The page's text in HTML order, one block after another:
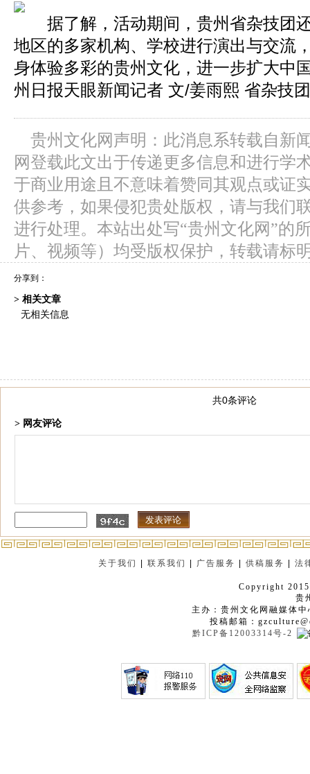
据了解，活动期间，贵州省杂技团
地区的多家机构、学校进行演出与交流
身体验多彩的贵州文化，进一步扩大中
州日报天眼新闻记者 文/姜雨熙 省杂技
贵州文化网声明：此消息系转载自新
网登载此文出于传递更多信息和进行学
于商业用途且不意味着赞同其观点或证
供参考，如果侵犯贵处版权，请与我们
进行处理。本站出处写“贵州文化网”的
片、视频等）均受版权保护，转载请标
分享到：
> 相关文章
无相关信息
共0条评论
> 网友评论
关于我们 |联系我们 广告服务 |供稿服务 |法
Copyright
贵
主办：贵州文化网融媒体
投稿邮箱：
黔ICP备12003314号-2